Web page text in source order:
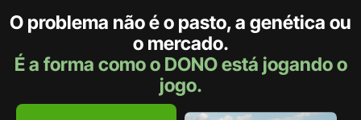
O problema não é o pasto, a genética ou
o mercado.
É a forma como o DONO está jogando o
jogo.